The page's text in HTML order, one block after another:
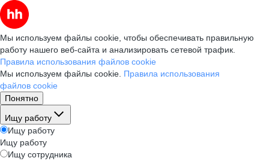
Мы используем файлы cookie, чтобы обеспечивать правильную
работу нашего веб-сайта и анализировать сетевой трафик.
Правила использования файлов cookie
Мы используем файлы cookie. Правила использования
файлов cookie
Понятно
Ищу работу
Ищу работу
Ищу работу
Ищу сотрудника